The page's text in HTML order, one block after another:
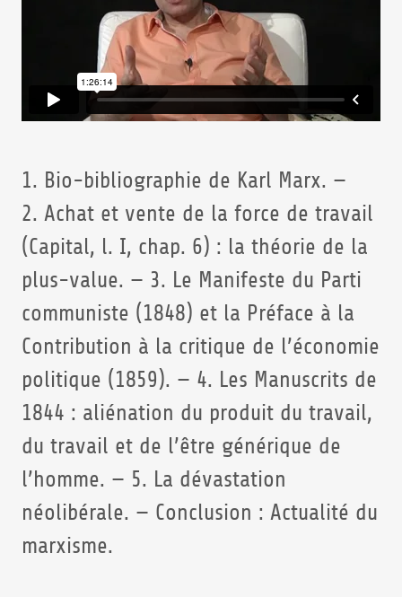
1. Bio-bibliographie de Karl Marx. —
2. Achat et vente de la force de travail
(Capital, l. I, chap. 6) : la théorie de la
plus-value. — 3. Le Manifeste du Parti
communiste (1848) et la Préface à la
Contribution à la critique de l’économie
politique (1859). — 4. Les Manuscrits de
1844 : aliénation du produit du travail,
du travail et de l’être générique de
l’homme. — 5. La dévastation
néolibérale. — Conclusion : Actualité du
marxisme.